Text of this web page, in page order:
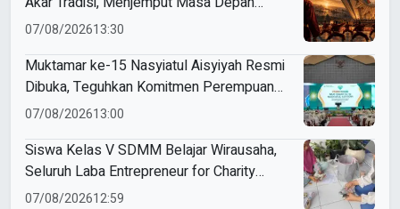
Mendunia
07/08/202613:30
Muktamar ke-15 Nasyiatul Aisyiyah Resmi
Dibuka, Teguhkan Komitmen Perempuan
Muda Berkemajuan
07/08/202613:00
Siswa Kelas V SDMM Belajar Wirausaha,
Seluruh Laba Entrepreneur for Charity
Didonasikan
07/08/202612:59